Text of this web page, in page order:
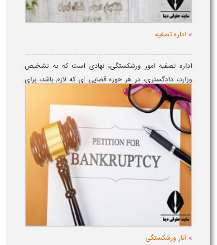
» اداره تصفیه
اداره تصفیه امور ورشکستگی، نهادی است که به تشخیص
وزارت دادگستری، در هر حوزه قضایی ای که لازم باشد، برای
انجام وظایفی نظیر رسیدگی به امور ناشی از ورشکستگی تاجر یا
شرکت تجا...
»آثار ورشکستگی